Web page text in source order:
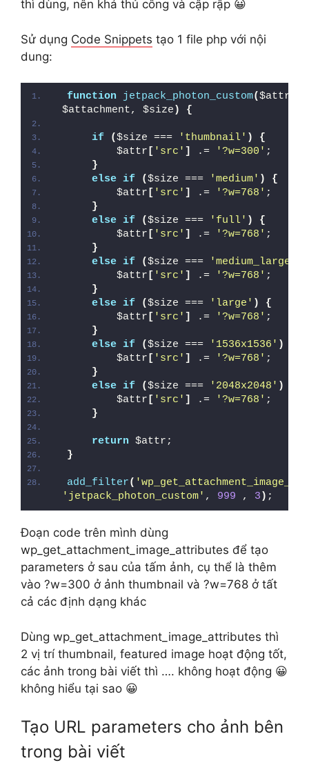
thì dùng, nên khá thủ công và cập rập 😀
Sử dụng Code Snippets tạo 1 file php với nội
dung:
function jetpack_photon_custom($attr,
$attachment, $size ) {
if ($size === 'thumbnail' )
{
        $attr
[ 'src' ] .= '?w=300' ;
}
else if ($size === 'medium' )
{
        $attr
[ 'src' ] .= '?w=768' ;
}
else if ($size === 'full' )
{
        $attr
[ 'src' ] .= '?w=768' ;
}
else if ($size === 'medium_large'
        $attr
[ 'src' ] .= '?w=768' ;
}
else if ($size === 'large' )
{
        $attr
[ 'src' ] .= '?w=768' ;
}
else if ($size === '1536x1536' )
        $attr
[ 'src' ] .= '?w=768' ;
}
else if ($size === '2048x2048' )
        $attr
[ 'src' ] .= '?w=768' ;
}
return $attr;
}
add_filter(
'jetpack_photon_custom' , 999 , 3 ) ;
Đoạn code trên mình dùng
wp_get_attachment_image_attributes để tạo
parameters ở sau của tấm ảnh, cụ thể là thêm
vào ?w=300 ở ảnh thumbnail và ?w=768 ở tất
cả các định dạng khác
Dùng wp_get_attachment_image_attributes thì
2 vị trí thumbnail, featured image hoạt động tốt,
các ảnh trong bài viết thì …. không hoạt động 😀
không hiểu tại sao 😀
Tạo URL parameters cho ảnh bên
trong bài viết